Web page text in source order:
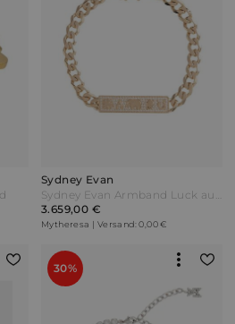
Sydney Evan
3.659,00 €
Mytheresa | Versand: 0,00 €
30%